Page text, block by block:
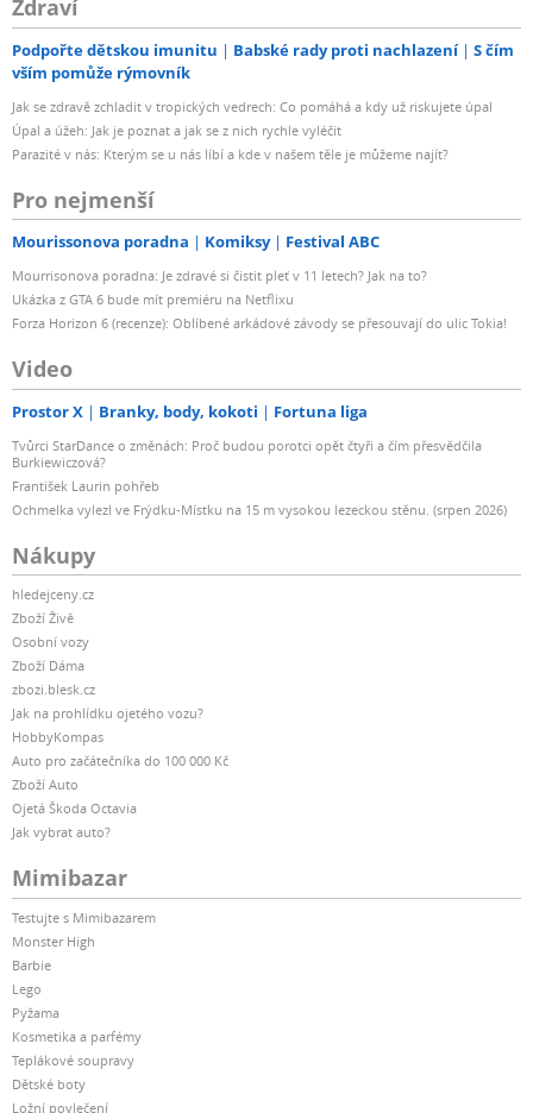
Zdraví
Podpořte dětskou imunitu Babské rady proti nachlazení
S čím
vším pomůže rýmovník
Jak se zdravě zchladit v tropických vedrech: Co pomáhá a kdy už riskujete úpal
Úpal a úžeh: Jak je poznat a jak se z nich rychle vyléčit
Parazité v nás: Kterým se u nás líbí a kde v našem těle je můžeme najít?
Pro nejmenší
Mourissonova poradna Komiksy Festival ABC
Mourrisonova poradna: Je zdravé si čistit pleť v 11 letech? Jak na to?
Ukázka z GTA 6 bude mít premiéru na Netflixu
Forza Horizon 6 (recenze): Oblíbené arkádové závody se přesouvají do ulic Tokia!
Video
Prostor X Branky, body, kokoti Fortuna liga
Tvůrci StarDance o změnách: Proč budou porotci opět čtyři a čím přesvědčila
Burkiewiczová?
František Laurin pohřeb
Ochmelka vylezl ve Frýdku-Místku na 15 m vysokou lezeckou stěnu. (srpen 2026)
Nákupy
hledejceny.cz
Zboží Živě
Osobní vozy
Zboží Dáma
zbozi.blesk.cz
Jak na prohlídku ojetého vozu?
HobbyKompas
Auto pro začátečníka do 100 000 Kč
Zboží Auto
Ojetá Škoda Octavia
Jak vybrat auto?
Mimibazar
Testujte s Mimibazarem
Monster High
Barbie
Lego
Pyžama
Kosmetika a parfémy
Teplákové soupravy
Dětské boty
Ložní povlečení